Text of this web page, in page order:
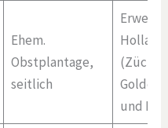
Ehem.
Obstplantage,
seitlich
Golden
und